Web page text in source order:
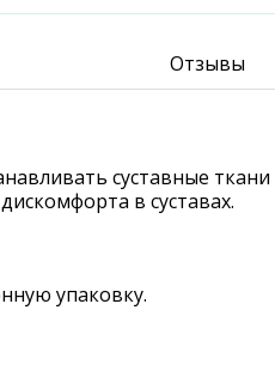
Отзывы
суставные
в суставах.
упаковку.